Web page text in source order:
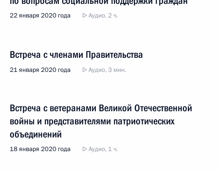
22 января 2020 года Аудио, 2 ч.
Встреча с членами Правительства
21 января 2020 года Аудио, 3 мин.
Встреча с ветеранами Великой Отечественной
войны и представителями патриотических
объединений
18 января 2020 года Аудио, 1 ч.